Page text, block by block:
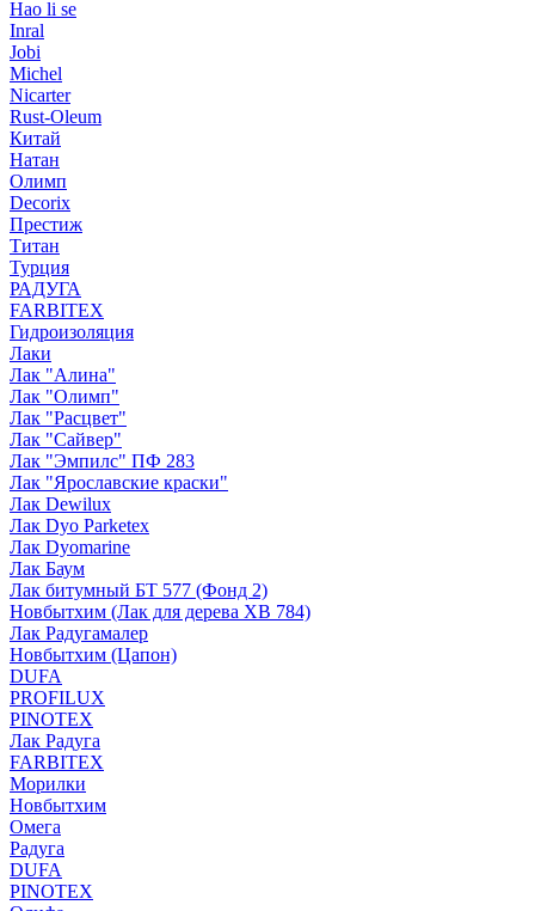
Hao li se
Inral
Jobi
Michel
Nicarter
Rust-Oleum
Китай
Натан
Олимп
Decorix
Престиж
Титан
Турция
РАДУГА
FARBITEX
Гидроизоляция
Лаки
Лак "Алина"
Лак "Олимп"
Лак "Расцвет"
Лак "Сайвер"
Лак "Эмпилс" ПФ 283
Лак "Ярославские краски"
Лак Dewilux
Лак Dyo Parketex
Лак Dyomarine
Лак Баум
Лак битумный БТ 577 (Фонд 2)
Новбытхим (Лак для дерева ХВ 784)
Лак Радугамалер
Новбытхим (Цапон)
DUFA
PROFILUX
PINOTEX
Лак Радуга
FARBITEX
Морилки
Новбытхим
Омега
Радуга
DUFA
PINOTEX